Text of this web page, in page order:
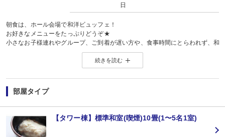
日
朝食は、ホール会場で和洋ビュッフェ！
お好きなメニューをたっぷりどうぞ★
小さなお子様連れやグループ、ご到着が遅い方や、食事時間にとらわれず、
和多屋別荘には、お食事以外にも滞在をお楽しみ頂ける様々な施設がございま
心行くまで、美肌の湯を愉しむのもよし、館内の施設を巡るのもよし、明日
＜ご朝食＞
お食事会場『孔雀』にてバラエティーに富んだ和洋ブッフェをご用意いたしま
嬉野名物の温泉湯豆腐をはじめ、地元の新鮮野菜からフルーツも充実！
和食・洋食もバランスよくお食事でき、お子様から大人までご家族皆様で楽し
※ご朝食時間/7：00〜9：00
＜Book&Tea 三服＞
2021年新たに生まれたお茶と読書を愉しむための書店。
続きを読む
部屋タイプ
【タワー棟】標準和室(喫煙)10畳(1〜5名1室)